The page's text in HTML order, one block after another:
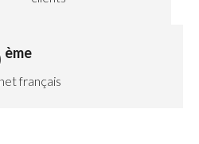
ème
français